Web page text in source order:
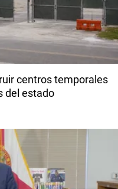
centros temporales
del estado